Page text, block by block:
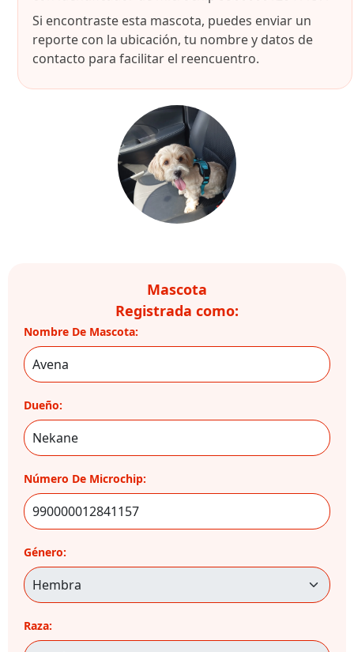
Si encontraste esta mascota, puedes enviar un
reporte con la ubicación, tu nombre y datos de
contacto para facilitar el reencuentro.
Mascota
Registrada como:
Nombre De Mascota:
Dueño:
Número De Microchip:
Género:
Raza: